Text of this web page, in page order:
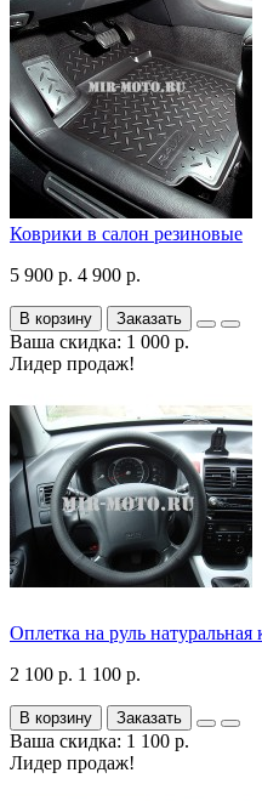
Коврики в салон резиновые
5 900 р. 4 900 р.
В корзину Заказать
Ваша скидка: 1 000 р.
Лидер продаж!
Оплетка на руль
2 100 р. 1 100 р.
В корзину Заказать
Ваша скидка: 1 100 р.
Лидер продаж!